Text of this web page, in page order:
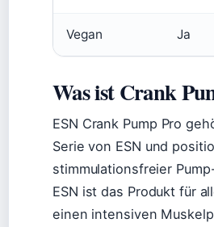
Vegan Ja
Was ist Crank
ESN Crank Pump Pro
Serie von ESN und
stimmulationsfreier
ESN ist das Produkt für
einen intensiven